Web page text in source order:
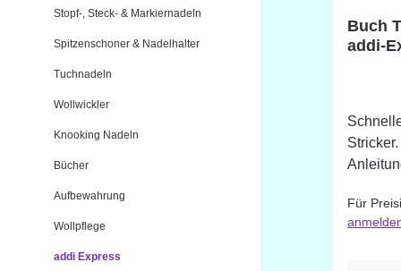
Stopf-, Steck- & Markiernadeln
Spitzenschoner & Nadelhalter
Tuchnadeln
Wollwickler
Knooking Nadeln
Bücher
Aufbewahrung
Wollpflege
addi Express
Buch
addi-
Für